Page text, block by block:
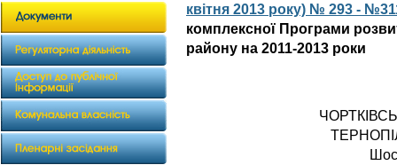
квітня 2013 року) № 293 -
комплексної Програми
району на 2011-2013 роки